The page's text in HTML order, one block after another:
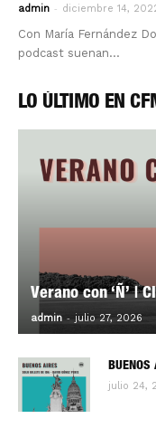
admin - diciembre 14,
Con María Fernández
podcast suenan...
LO ÚLTIMO EN
Verano con ‘Ñ’ |
admin - julio 27, 2026
julio 24,